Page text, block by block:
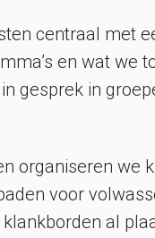
centraal met
en wat we
gesprek in
organiseren we
voor
al